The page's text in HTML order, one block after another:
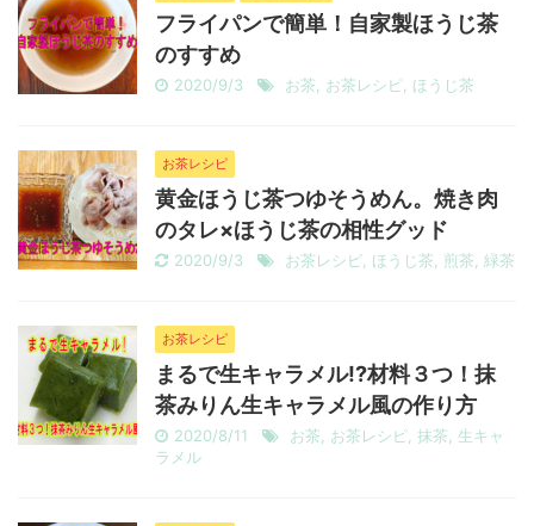
フライパンで簡単！自家製ほうじ茶
のすすめ
2020/9/3 お茶 お茶レシピ ほうじ茶
お茶レシピ
黄金ほうじ茶つゆそうめん。焼き肉
のタレ×ほうじ茶の相性グッド
2020/9/3 お茶レシピ ほうじ茶 煎茶 緑茶
お茶レシピ
まるで生キャラメル!?材料３つ！抹
茶みりん生キャラメル風の作り方
2020/8/11 お茶 お茶レシピ 抹茶 生キャ
ラメル